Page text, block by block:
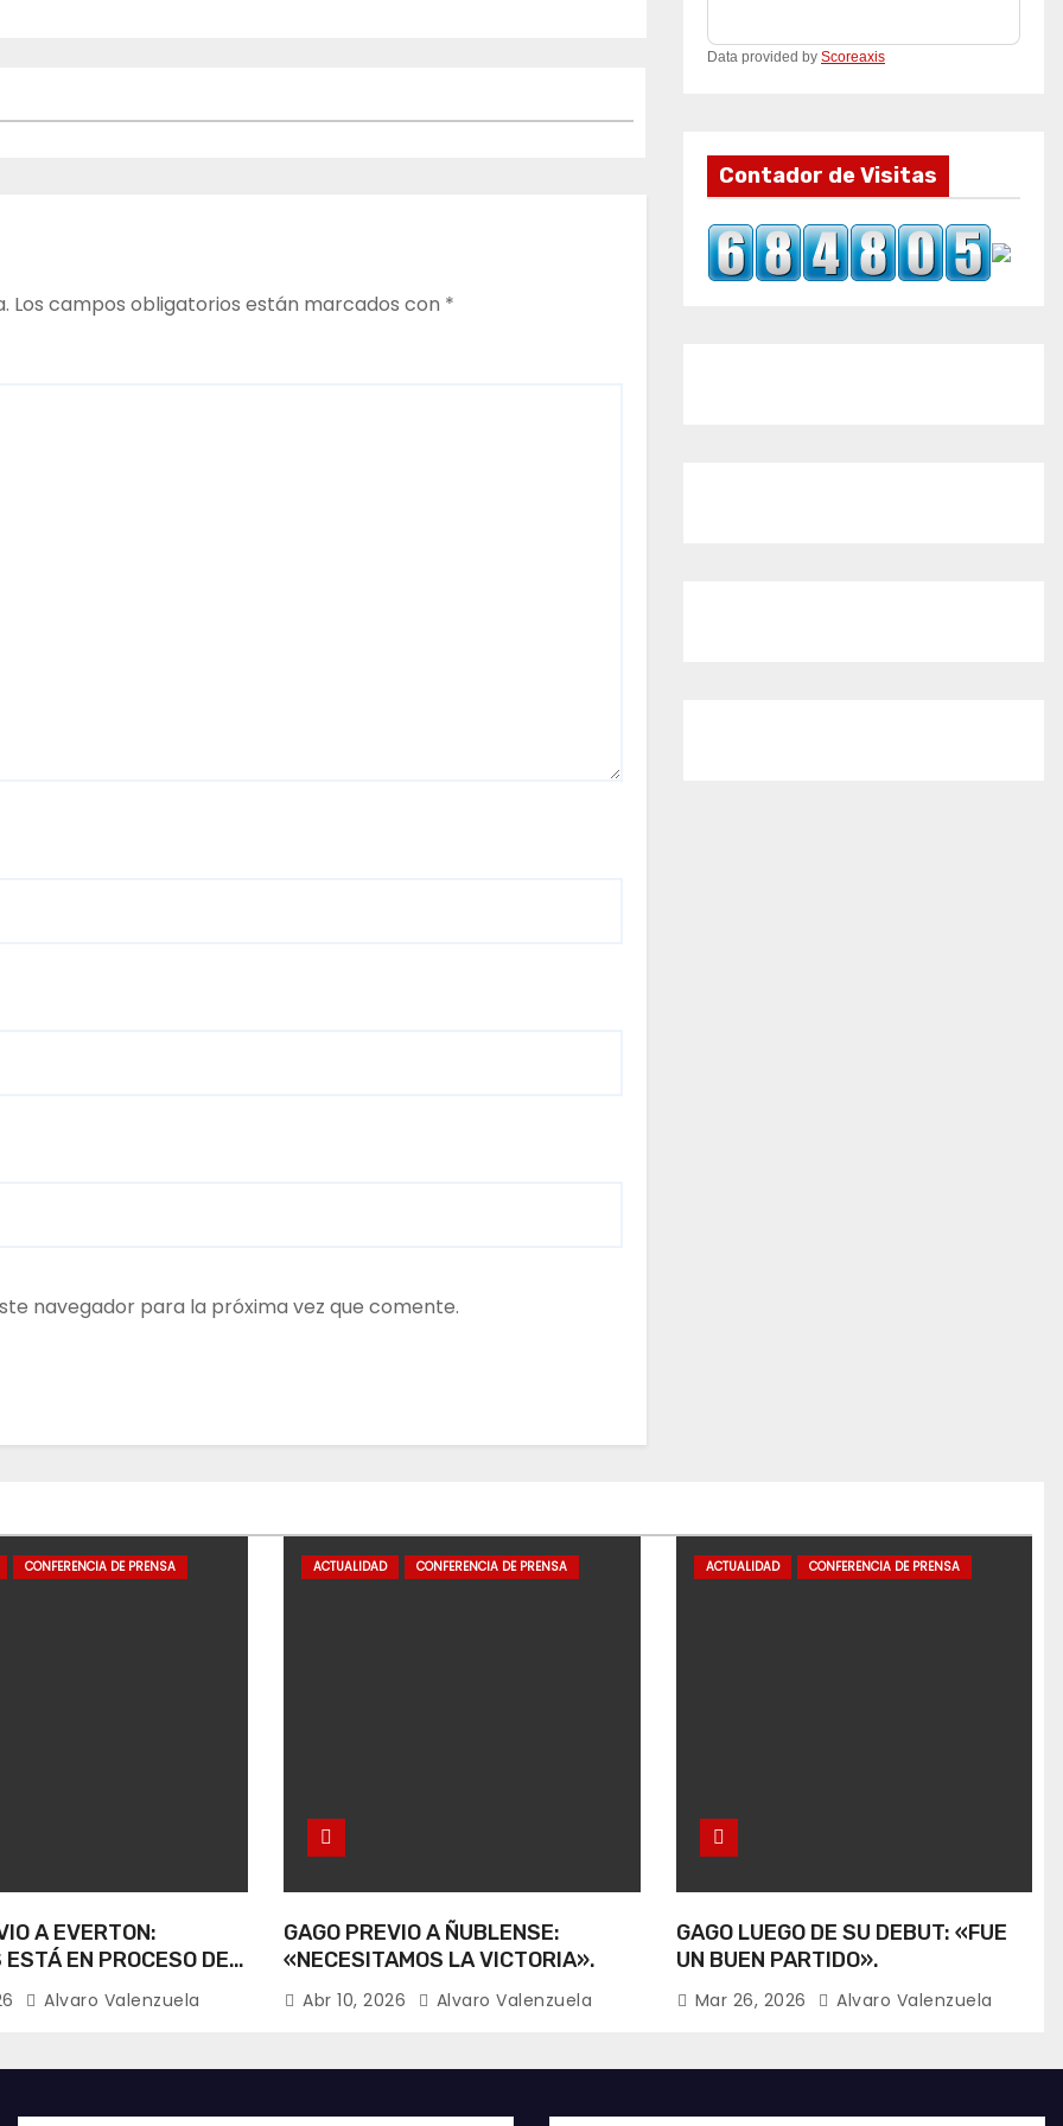
Los campos obligatorios están marcados con *
navegador para la próxima vez que comente.
Data provided by Scoreaxis
Contador de Visitas
CONFERENCIA DE PRENSA
A EVERTON:
EN PROCESO DE
Alvaro Valenzuela
ACTUALIDAD CONFERENCIA DE PRENSA
GAGO PREVIO A ÑUBLENSE:
«NECESITAMOS LA VICTORIA».
Abr 10, 2026 Alvaro Valenzuela
ACTUALIDAD CONFERENCIA DE PRENSA
GAGO LUEGO DE SU DEBUT: «FUE
UN BUEN PARTIDO».
Mar 26, 2026 Alvaro Valenzuela